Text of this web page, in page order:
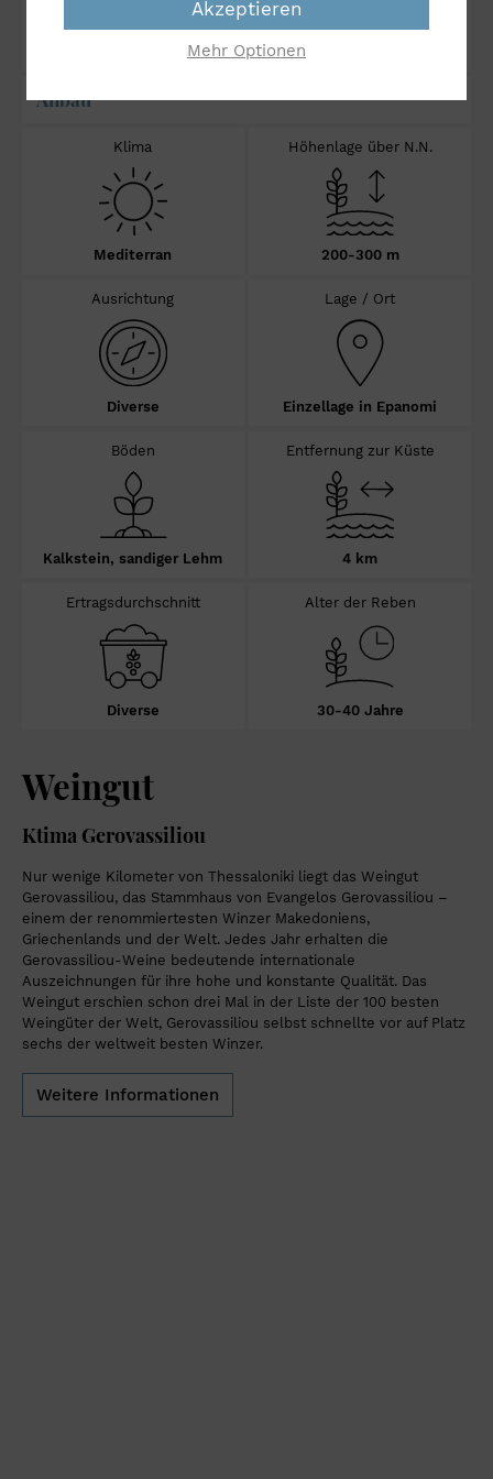
Ausbau:
18 Monate im französischen
Barrique
Anbau
Klima
Mediterran
Höhenlage über N.N.
200-300 m
Ausrichtung
Diverse
Lage / Ort
Einzellage in Epanomi
Böden
Kalkstein, sandiger Lehm
Entfernung zur Küste
4 km
Ertragsdurchschnitt
Diverse
Alter der Reben
30-40 Jahre
Weingut
Ktima Gerovassiliou
Nur wenige Kilometer von Thessaloniki liegt das Weingut
Gerovassiliou, das Stammhaus von Evangelos Gerovassiliou –
einem der renommiertesten Winzer Makedoniens,
Griechenlands und der Welt. Jedes Jahr erhalten die
Gerovassiliou-Weine bedeutende internationale
Auszeichnungen für ihre hohe und konstante Qualität. Das
Weingut erschien schon drei Mal in der Liste der 100 besten
Weingüter der Welt, Gerovassiliou selbst schnellte vor auf Platz
sechs der weltweit besten Winzer.
Weitere Informationen
Akzeptieren
Mehr Optionen